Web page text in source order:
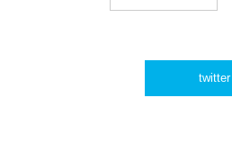
twitter